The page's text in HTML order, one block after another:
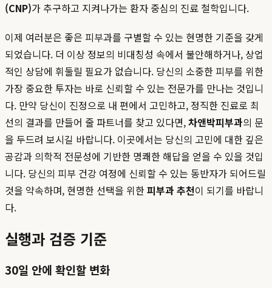
(CNP)가 추구하고 지켜나가는 환자 중심의 진료 철학입니다.
이제 여러분은 좋은 피부과를 구별할 수 있는 현명한 기준을 갖게
되었습니다. 더 이상 정보의 비대칭성 속에서 불안해하거나, 상업
적인 상담에 휘둘릴 필요가 없습니다. 당신의 소중한 피부를 위한
가장 중요한 투자는 바로 신뢰할 수 있는 전문가를 만나는 것입니
다. 만약 당신이 진정으로 내 편에서 고민하고, 정직한 진료로 최
선의 결과를 만들어 줄 파트너를 찾고 있다면,차앤박피부과의 문
을 두드려 보시길 바랍니다. 이곳에서는 당신의 고민에 대한 깊은
공감과 의학적 전문성에 기반한 명쾌한 해답을 얻을 수 있을 것입
니다. 당신의 피부 건강 여정에 신뢰할 수 있는 동반자가 되어드릴
것을 약속하며, 현명한 선택을 위한피부과 추천이 되기를 바랍니
다.
실행과 검증 기준
30일 안에 확인할 변화